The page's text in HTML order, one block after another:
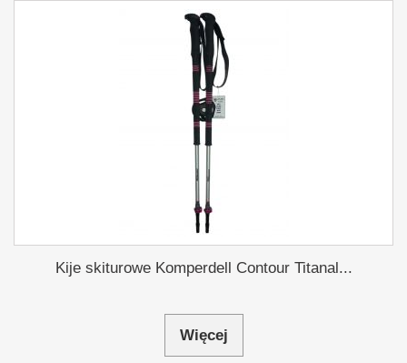
Kije skiturowe Komperdell Contour Titanal...
Więcej